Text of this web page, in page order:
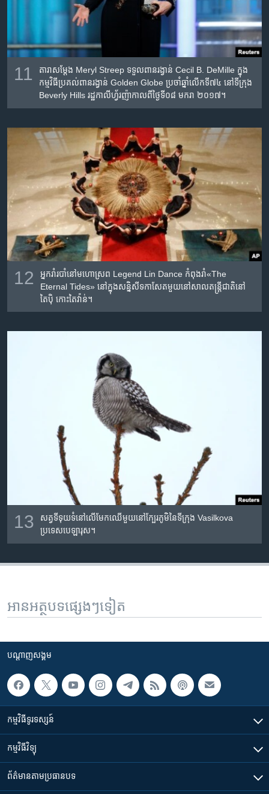
11
តារា​សម្តែង​ Meryl Streep ទទួល​ពានរង្វាន់​​ Cecil B. DeMille ក្នុង​
កម្មវិធីប្រគល់​ពាន​រង្វាន់​ Golden Globe ប្រចាំ​ឆ្នាំលើកទី៧៤ នៅ​ទីក្រុង
Beverly Hills រដ្ឋកាលីហ្វ័រញ៉ាកាល​ពីថ្ងៃទី០៨ មករា ២០១៧។
12
អ្នក​រាំ​របាំ​នៅ​មហោស្រព​ Legend Lin Dance កំពុង​រាំ​«The
Eternal Tides» នៅ​ក្នុង​សន្និសីទកាសែត​មួយ​នៅ​សាល​តន្រ្តី​ជាតិនៅ​
តៃប៉ិ កោះ​តៃវ៉ាន់។
13
សត្វទីទុយ​ទំ​នៅ​លើ​មែកឈើ​មួយ​នៅ​ក្បែរ​ភូមិ​នៃទីក្រុង Vasilkova
ប្រទេស​បេឡា​រុស។​
អានអត្ថបទផ្សេងៗទៀត
បណ្តាញ​សង្គម
កម្មវិធី​ទូរទស្សន៍
កម្មវិធី​វិទ្យុ
ព័ត៌មាន​តាមប្រធានបទ​